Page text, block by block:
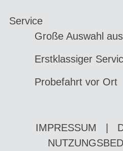
Service
Große Auswahl
Erstklassiger
Probefahrt vor Ort
IMPRESSUM